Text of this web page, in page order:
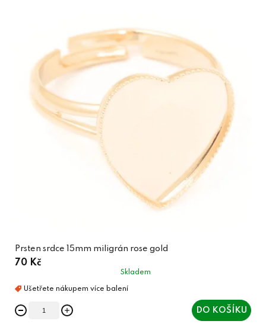
Prsten srdce 15mm miligrán rose gold
70 Kč
Skladem
DO KOŠÍKU